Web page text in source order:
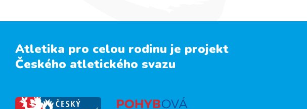
Atletika pro celou rodinu je projekt
Českého atletického svazu